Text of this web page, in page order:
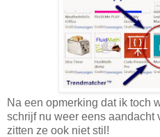
Na een opmerking dat ik toch
schrijf nu weer eens aandacht
zitten ze ook niet stil!